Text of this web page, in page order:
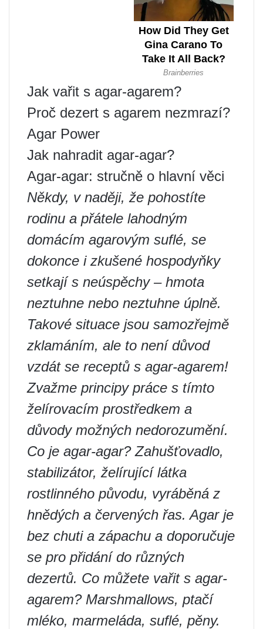
Jak vařit s agar-agarem?
Proč dezert s agarem nezmrazí?
Agar Power
Jak nahradit agar-agar?
Agar-agar: stručně o hlavní věci
Někdy, v naději, že pohostíte
rodinu a přátele lahodným
domácím agarovým suflé, se
dokonce i zkušené hospodyňky
setkají s neúspěchy – hmota
neztuhne nebo neztuhne úplně.
Takové situace jsou samozřejmě
zklamáním, ale to není důvod
vzdát se receptů s agar-agarem!
Zvažme principy práce s tímto
želírovacím prostředkem a
důvody možných nedorozumění.
Co je agar-agar? Zahušťovadlo,
stabilizátor, želírující látka
rostlinného původu, vyráběná z
hnědých a červených řas. Agar je
bez chuti a zápachu a doporučuje
se pro přidání do různých
dezertů. Co můžete vařit s agar-
agarem? Marshmallows, ptačí
mléko, marmeláda, suflé, pěny.